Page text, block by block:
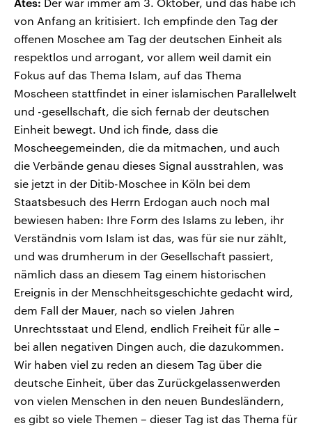
Ates: Der war immer am 3. Oktober, und das habe ich
von Anfang an kritisiert. Ich empfinde den Tag der
offenen Moschee am Tag der deutschen Einheit als
respektlos und arrogant, vor allem weil damit ein
Fokus auf das Thema Islam, auf das Thema
Moscheen stattfindet in einer islamischen Parallelwelt
und -gesellschaft, die sich fernab der deutschen
Einheit bewegt. Und ich finde, dass die
Moscheegemeinden, die da mitmachen, und auch
die Verbände genau dieses Signal ausstrahlen, was
sie jetzt in der Ditib-Moschee in Köln bei dem
Staatsbesuch des Herrn Erdogan auch noch mal
bewiesen haben: Ihre Form des Islams zu leben, ihr
Verständnis vom Islam ist das, was für sie nur zählt,
und was drumherum in der Gesellschaft passiert,
nämlich dass an diesem Tag einem historischen
Ereignis in der Menschheitsgeschichte gedacht wird,
dem Fall der Mauer, nach so vielen Jahren
Unrechtsstaat und Elend, endlich Freiheit für alle –
bei allen negativen Dingen auch, die dazukommen.
Wir haben viel zu reden an diesem Tag über die
deutsche Einheit, über das Zurückgelassenwerden
von vielen Menschen in den neuen Bundesländern,
es gibt so viele Themen – dieser Tag ist das Thema für